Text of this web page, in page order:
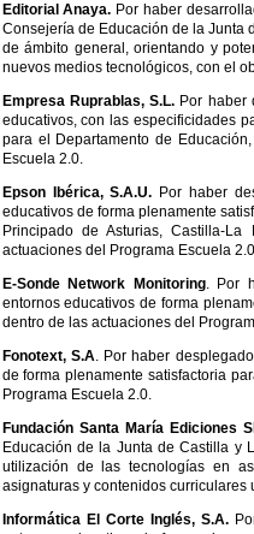
Editorial Anaya. Por haber
Consejería de Educación de la Junta
de ámbito general, orientando y
nuevos medios tecnológicos, con el
Empresa Ruprablas, S.L. Por haber
educativos, con las especificidades
para el Departamento de
Escuela 2.0.
Epson Ibérica, S.A.U. Por haber
educativos de forma plenamente
Principado de Asturias, Castilla-
actuaciones del Programa Escuela
E-Sonde Network Monitoring. Por
entornos educativos de forma
dentro de las actuaciones del
Fonotext, S.A. Por haber
de forma plenamente satisfactoria
Programa Escuela 2.0.
Fundación Santa María Ediciones
Educación de la Junta de Castilla y
utilización de las tecnologías en
asignaturas y contenidos
Informática El Corte Inglés, S.A.